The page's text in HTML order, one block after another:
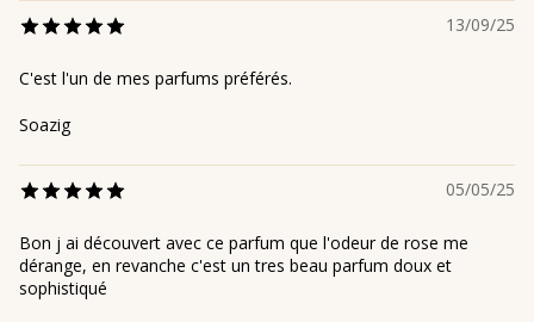
13/09/25
C'est l'un de mes parfums préférés.
Soazig
05/05/25
Bon j ai découvert avec ce parfum que l'odeur de rose me
dérange, en revanche c'est un tres beau parfum doux et
sophistiqué